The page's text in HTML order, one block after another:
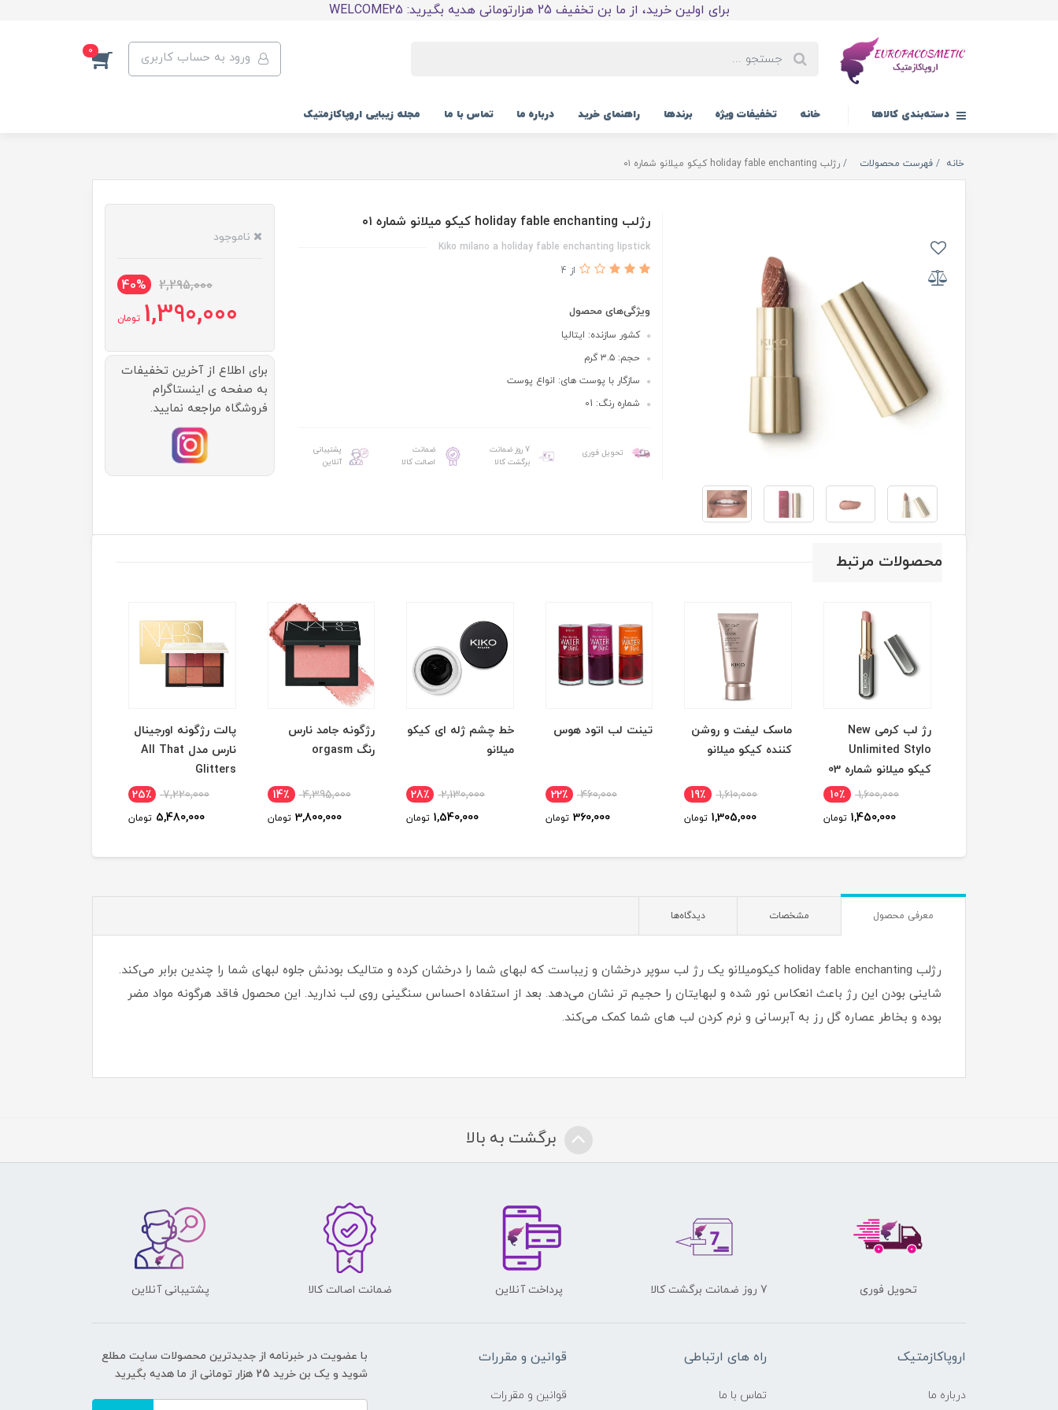
برای اولین خرید، از ما بن تخفیف 25 هزارتومانی هدیه بگیرید: WELCOME25
ورود به حساب کاربری 0
دسته‌بندی کالاها خانه تخفیفات ویژه برندها راهنمای خرید درباره ما تماس با ما مجله زیبایی اروپاکازمتیک
خانه فهرست محصولات رژلب holiday fable enchanting کیکو میلانو شماره ۰۱
رژلب holiday fable enchanting کیکو میلانو شماره ۰۱
Kiko milano a holiday fable enchanting lipstick
از 4
ویژگی‌های محصول
کشور سازنده: ایتالیا
حجم: ۳.۵ گرم
سازگار با پوست های: انواع پوست
شماره رنگ: 01
تحویل فوری
7 روز ضمانت
برگشت کالا
ضمانت
اصالت کالا
پشتیبانی
آنلاین
ناموجود
2,295,000
40%
1,390,000 تومان
برای اطلاع از آخرین تخفیفات
به صفحه ی اینستاگرام
فروشگاه مراجعه نمایید.
محصولات مرتبط
رژ لب کرمی New
Unlimited Stylo
کیکو میلانو شماره 03
1,600,000 10٪
1,450,000 تومان
ماسک لیفت و روشن
کننده کیکو میلانو
1,610,000 19٪
1,305,000 تومان
تینت لب اتود هوس
460,000 22٪
360,000 تومان
خط چشم ژله ای کیکو
میلانو
2,130,000 28٪
1,540,000 تومان
رژگونه جامد نارس
رنگ orgasm
4,395,000 14٪
3,800,000 تومان
پالت رژگونه اورجینال
نارس مدل All That
Glitters
7,220,000 25٪
5,480,000 تومان
معرفی محصول مشخصات دیدگاه‌ها
رژلب holiday fable enchanting کیکومیلانو یک رژ لب سوپر درخشان و زیباست که لبهای شما را درخشان کرده و متالیک بودنش جلوه لبهای شما را چندین برابر می‌کند.
شاینی بودن این رژ باعث انعکاس نور شده و لبهایتان را حجیم تر نشان می‌دهد. بعد از استفاده احساس سنگينی روی لب ندارید. این محصول فاقد هرگونه مواد مضر
بوده و بخاطر عصاره گل رز به آبرسانی و نرم کردن لب های شما کمک می‌کند.
برگشت به بالا
تحویل فوری 7 روز ضمانت برگشت کالا پرداخت آنلاین ضمانت اصالت کالا پشتیبانی آنلاین
اروپاکازمتیک
درباره ما
راه های ارتباطی
تماس با ما
قوانین و مقررات
قوانین و مقررات
با عضویت در خبرنامه از جدیدترین محصولات سایت مطلع
شوید و یک بن خرید 25 هزار تومانی از ما هدیه بگیرید